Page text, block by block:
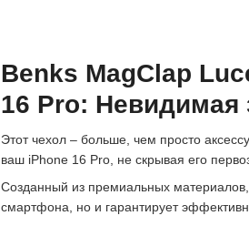
Benks MagClap
16 Pro: Невидимая
Этот чехол – больше, чем просто
ваш iPhone 16 Pro, не скрывая его
Созданный из премиальных материалов,
смартфона, но и гарантирует